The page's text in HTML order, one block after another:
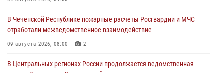
В Чеченской Республике пожарные расчеты Росгвардии и МЧС
отработали межведомственное взаимодействие
09 августа 2026, 08:00 2
В Центральных регионах России продолжается ведомственная